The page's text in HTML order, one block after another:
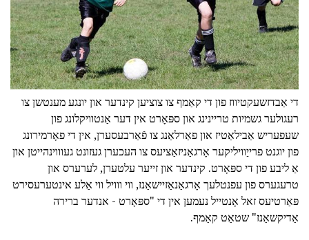
די אַבדזשעקטיווז פון די קאַמף צו צוציען קינדער און יונגע מענטשן צו
רעגולער גשמיות טריינינג און ספּאָרט אין דער אַנטוויקלונג פון
שעפעריש אַבילאַטיז און פאַרלאַנג צו פֿאַרבעסערן, אין די פאָרמירונג
פון יוגנט פרייַוויליקער אָרגאַניזאַציעס צו העכערן געזונט געוווינהייטן און
אַ ליבע פון די ספּאָרט. קינדער און זייער עלטערן, לערערס און
טרעגערס פון עפנטלעך אָרגאַנאַזיישאַנז, ווי ווויל ווי אַלע אינטערעסירט
פּאַרטיעס זאל אָנטייל נעמען אין די "ספּאָרט - אנדער ברירה
אַדיקשאַנז" שטאַט קאַמף.